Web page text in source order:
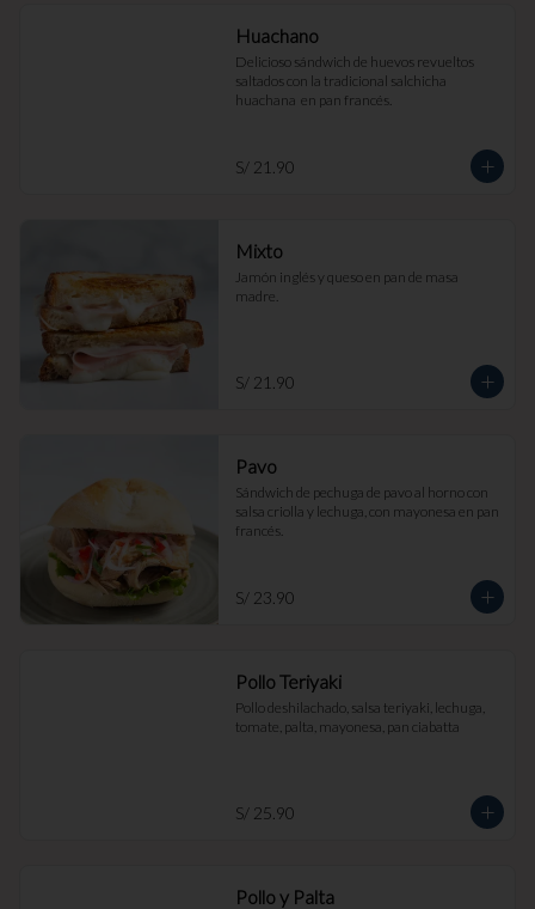
Huachano
Delicioso sándwich de huevos revueltos
saltados con la tradicional salchicha
huachana  en pan francés.
S/ 21.90
Mixto
Jamón inglés y queso en pan de masa
madre.
S/ 21.90
Pavo
Sándwich de pechuga de pavo al horno con
salsa criolla y lechuga, con mayonesa en pan
francés.
S/ 23.90
Pollo Teriyaki
Pollo deshilachado, salsa teriyaki, lechuga,
tomate, palta, mayonesa, pan ciabatta
S/ 25.90
Pollo y Palta